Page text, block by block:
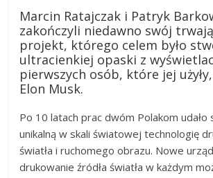
Marcin Ratajczak i Patryk
zakończyli niedawno swój
projekt, którego celem było
ultracienkiej opaski z
pierwszych osób, które jej
Elon Musk.
Po 10 latach prac dwóm Polakom
unikalną w skali światowej technologię
światła i ruchomego obrazu. Nowe
drukowanie źródła światła w każdym